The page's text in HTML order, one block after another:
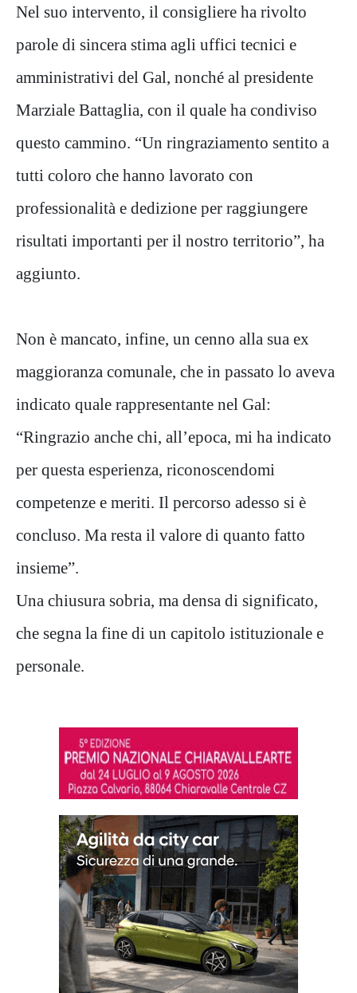
Nel suo intervento, il consigliere ha rivolto
parole di sincera stima agli uffici tecnici e
amministrativi del Gal, nonché al presidente
Marziale Battaglia, con il quale ha condiviso
questo cammino. “Un ringraziamento sentito a
tutti coloro che hanno lavorato con
professionalità e dedizione per raggiungere
risultati importanti per il nostro territorio”, ha
aggiunto.
Non è mancato, infine, un cenno alla sua ex
maggioranza comunale, che in passato lo aveva
indicato quale rappresentante nel Gal:
“Ringrazio anche chi, all’epoca, mi ha indicato
per questa esperienza, riconoscendomi
competenze e meriti. Il percorso adesso si è
concluso. Ma resta il valore di quanto fatto
insieme”.
Una chiusura sobria, ma densa di significato,
che segna la fine di un capitolo istituzionale e
personale.